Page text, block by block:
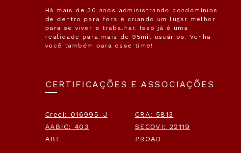
Há mais de 30 anos administrando condomínios
de dentro para fora e criando um lugar melhor
para se viver e trabalhar. Isso já é uma
realidade para mais de 95mil usuários. Venha
você também para esse time!
CERTIFICAÇÕES E ASSOCIAÇÕES
Creci: 016995-J
CRA: 5813
AABIC: 403
SECOVI: 22119
ABF
PROAD